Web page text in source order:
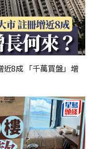
近8成 「千萬買盤」增